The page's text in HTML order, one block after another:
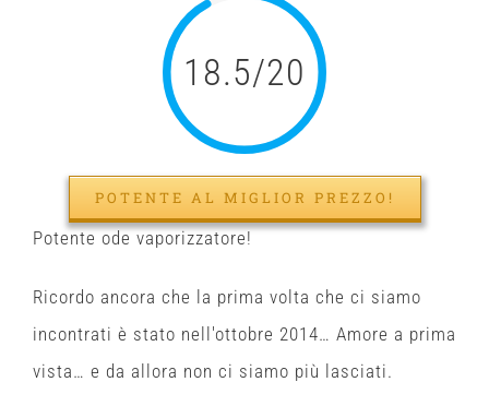
18.5/20
POTENTE AL MIGLIOR PREZZO!
Potente ode vaporizzatore!
Ricordo ancora che la prima volta che ci siamo
incontrati è stato nell'ottobre 2014… Amore a prima
vista… e da allora non ci siamo più lasciati.